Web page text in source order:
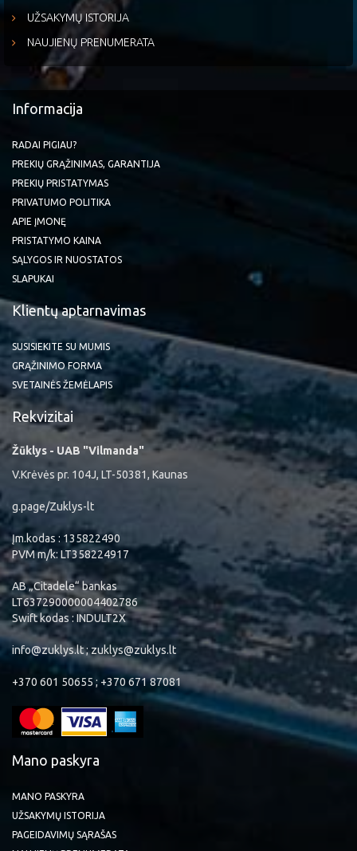
UŽSAKYMŲ ISTORIJA
NAUJIENŲ PRENUMERATA
Informacija
RADAI PIGIAU?
PREKIŲ GRĄŽINIMAS, GARANTIJA
PREKIŲ PRISTATYMAS
PRIVATUMO POLITIKA
APIE ĮMONĘ
PRISTATYMO KAINA
SĄLYGOS IR NUOSTATOS
SLAPUKAI
Klientų aptarnavimas
SUSISIEKITE SU MUMIS
GRĄŽINIMO FORMA
SVETAINĖS ŽEMĖLAPIS
Rekvizitai
Žūklys - UAB "Vilmanda"
V.Krėvės pr. 104J, LT-50381, Kaunas
g.page/Zuklys-lt
Įm.kodas : 135822490
PVM m/k: LT358224917
AB „Citadele“ bankas
LT637290000004402786
Swift kodas : INDULT2X
info@zuklys.lt ; zuklys@zuklys.lt
+370 601 50655 ; +370 671 87081
Mano paskyra
MANO PASKYRA
UŽSAKYMŲ ISTORIJA
PAGEIDAVIMŲ SĄRAŠAS